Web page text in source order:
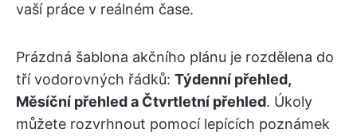
vaší práce v reálném čase.
Prázdná šablona akčního plánu je rozdělena do
tří vodorovných řádků: Týdenní přehled,
Měsíční přehled a Čtvrtletní přehled. Úkoly
můžete rozvrhnout pomocí lepících poznámek